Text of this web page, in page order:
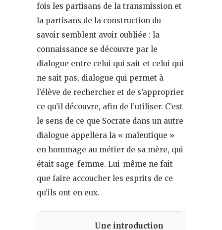
fois les partisans de la transmission et
la partisans de la construction du
savoir semblent avoir oubliée : la
connaissance se découvre par le
dialogue entre celui qui sait et celui qui
ne sait pas, dialogue qui permet à
l’élève de rechercher et de s’approprier
ce qu’il découvre, afin de l’utiliser. C’est
le sens de ce que Socrate dans un autre
dialogue appellera la « maïeutique »
en hommage au métier de sa mère, qui
était sage-femme. Lui-même ne fait
que faire accoucher les esprits de ce
qu’ils ont en eux.
Une introduction